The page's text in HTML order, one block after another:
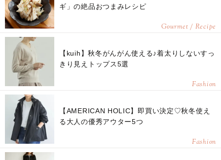
ギ」の絶品おつまみレシピ
Gourmet / Recipe
【kuih】秋冬がんがん使える♪着太りしないすっ
きり見えトップス5選
Fashion
【AMERICAN HOLIC】即買い決定♡秋冬使え
る大人の優秀アウター5つ
Fashion